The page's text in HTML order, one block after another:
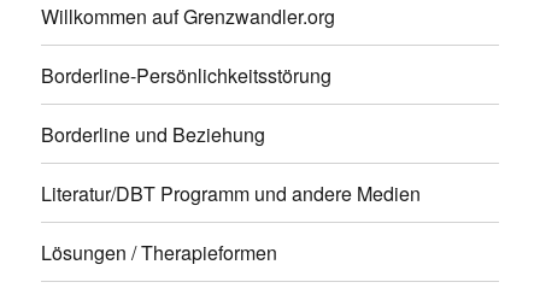
Willkommen auf Grenzwandler.org
Borderline-Persönlichkeitsstörung
Borderline und Beziehung
Literatur/DBT Programm und andere Medien
Lösungen / Therapieformen